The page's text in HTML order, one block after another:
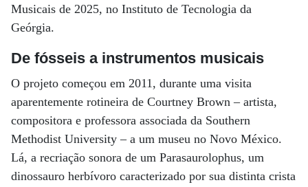
Musicais de 2025, no Instituto de Tecnologia da
Geórgia.
De fósseis a instrumentos musicais
O projeto começou em 2011, durante uma visita
aparentemente rotineira de Courtney Brown – artista,
compositora e professora associada da Southern
Methodist University – a um museu no Novo México.
Lá, a recriação sonora de um Parasaurolophus, um
dinossauro herbívoro caracterizado por sua distinta crista